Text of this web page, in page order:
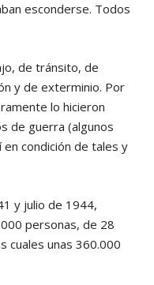
esconderse. Todos
de tránsito, de
y de exterminio. Por
lo hicieron
de guerra (algunos
condición de tales y
y julio de 1944,
personas, de 28
cuales unas 360.000